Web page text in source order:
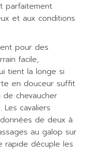
parfaitement
et aux conditions
pour des
facile,
tient la longe si
en douceur suffit
chevaucher
Les cavaliers
de deux à
au galop sur
rapide décuple les